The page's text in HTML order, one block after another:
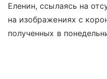
Еленин, ссылаясь на
на изображениях с
полученных в